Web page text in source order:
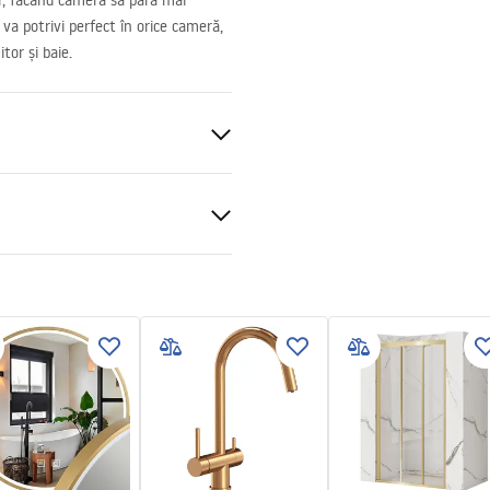
potrivi perfect în orice cameră,
și baie.